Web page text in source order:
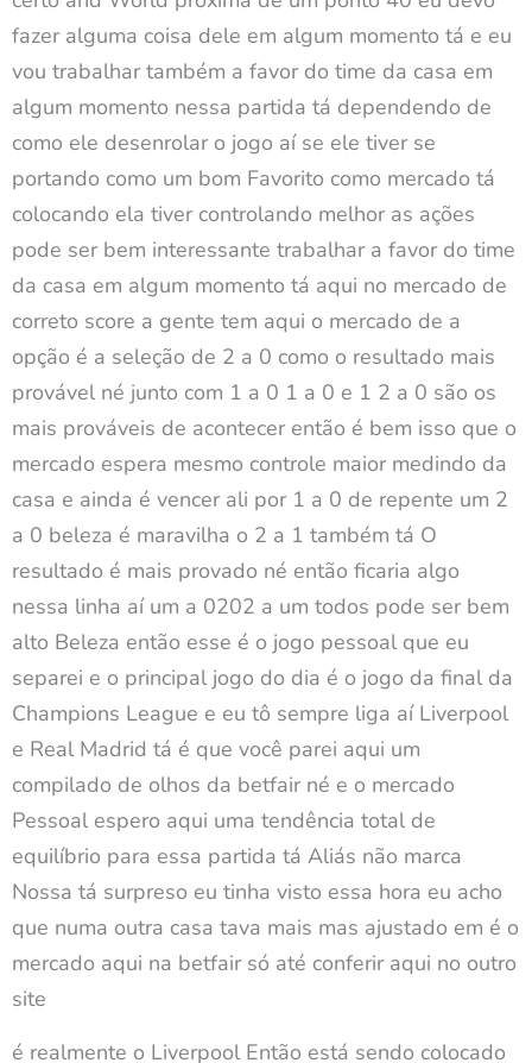
fazer alguma coisa dele em algum momento tá e eu
vou trabalhar também a favor do time da casa em
algum momento nessa partida tá dependendo de
como ele desenrolar o jogo aí se ele tiver se
portando como um bom Favorito como mercado tá
colocando ela tiver controlando melhor as ações
pode ser bem interessante trabalhar a favor do time
da casa em algum momento tá aqui no mercado de
correto score a gente tem aqui o mercado de a
opção é a seleção de 2 a 0 como o resultado mais
provável né junto com 1 a 0 1 a 0 e 1 2 a 0 são os
mais prováveis de acontecer então é bem isso que o
mercado espera mesmo controle maior medindo da
casa e ainda é vencer ali por 1 a 0 de repente um 2
a 0 beleza é maravilha o 2 a 1 também tá O
resultado é mais provado né então ficaria algo
nessa linha aí um a 0202 a um todos pode ser bem
alto Beleza então esse é o jogo pessoal que eu
separei e o principal jogo do dia é o jogo da final da
Champions League e eu tô sempre liga aí Liverpool
e Real Madrid tá é que você parei aqui um
compilado de olhos da betfair né e o mercado
Pessoal espero aqui uma tendência total de
equilíbrio para essa partida tá Aliás não marca
Nossa tá surpreso eu tinha visto essa hora eu acho
que numa outra casa tava mais mas ajustado em é o
mercado aqui na betfair só até conferir aqui no outro
site
é realmente o Liverpool Então está sendo colocado